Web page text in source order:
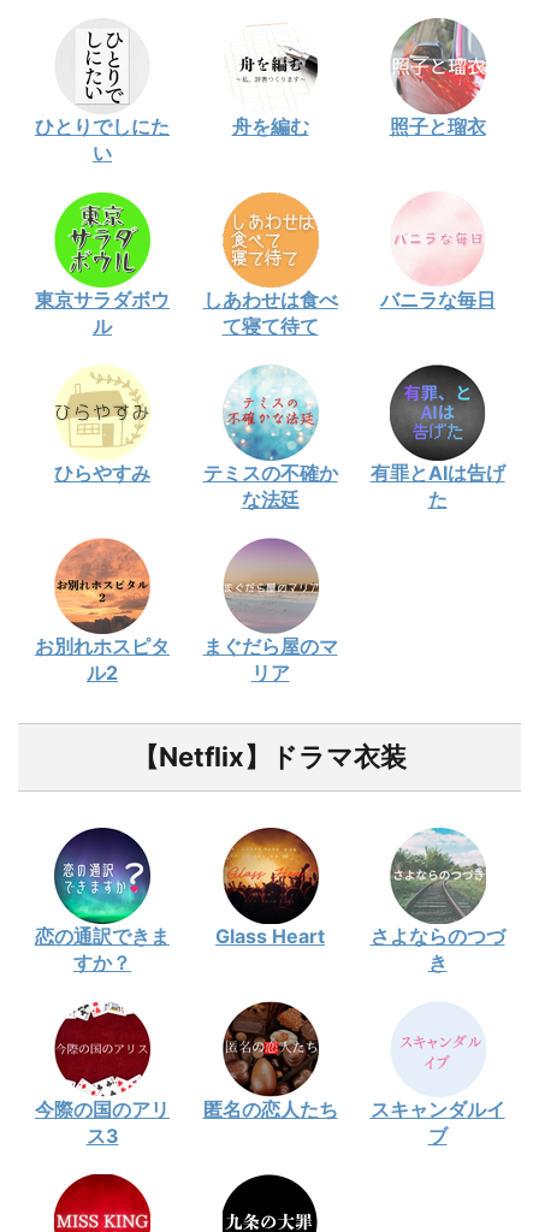
ひとりでしにた
い
舟を編む 照子と瑠衣
東京サラダボウ
ル
しあわせは食べ
て寝て待て
バニラな毎日
ひらやすみ
テミスの不確か
な法廷
有罪とAIは告げ
た
お別れホスピタ
ル2
まぐだら屋のマ
リア
【Netflix】ドラマ衣装
恋の通訳できま
すか？
Glass Heart
さよならのつづ
き
今際の国のアリ
ス3
匿名の恋人たち
スキャンダルイ
ブ